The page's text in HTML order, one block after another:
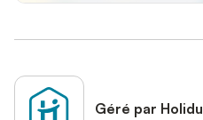
Géré par Holidu